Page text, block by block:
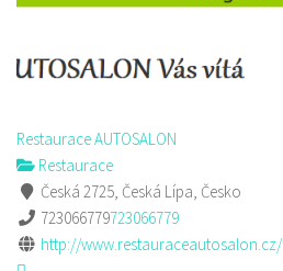
Restaurace AUTOSALON
Restaurace
Česká 2725, Česká Lípa, Česko
723066779723066779
http://www.restauraceautosalon.cz/